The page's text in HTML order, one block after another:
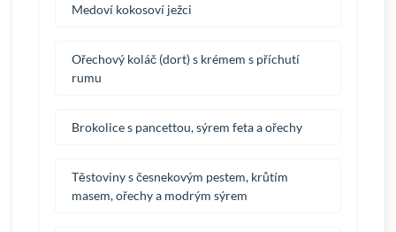
Medoví kokosoví ježci
Ořechový koláč (dort) s krémem s příchutí
rumu
Brokolice s pancettou, sýrem feta a ořechy
Těstoviny s česnekovým pestem, krůtím
masem, ořechy a modrým sýrem